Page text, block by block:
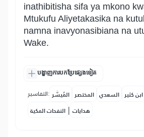
inathibitisha sifa ya mkono
Mtukufu Aliyetakasika na
namna inavyonasibiana na
Wake.
បង្ហាញការបកប្រែផ្សេងទៀត
التفاسير: المُيسَّر المختصر السعدي ابن كثير
النفحات المكية | هدايات